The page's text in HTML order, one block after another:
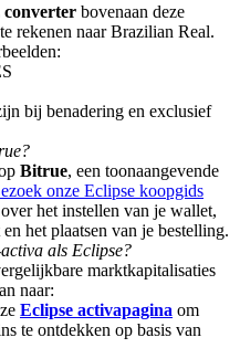
25000 USDT prize pool!
bovenaan deze
rekenen naar Brazilian Real.
bij benadering en exclusief
Bitrue, een toonaangevende
onze Eclipse koopgids
het instellen van je wallet,
het plaatsen van je bestelling.
als Eclipse?
marktkapitalisaties
naar:
Eclipse activapagina om
te ontdekken op basis van